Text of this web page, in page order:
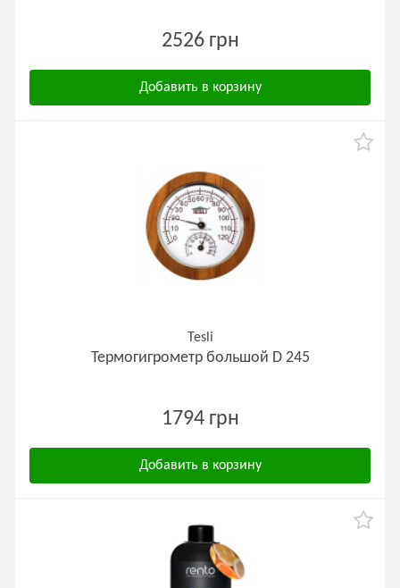
2526 грн
Добавить в корзину
Tesli
Термогигрометр большой D 245
1794 грн
Добавить в корзину